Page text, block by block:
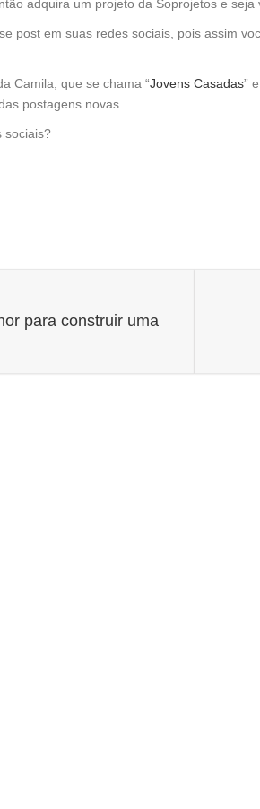
adquira um projeto da Soprojetos e
post em suas redes sociais, pois assim
Camila, que se chama “Jovens Casadas”
postagens novas.
sociais?
para construir uma